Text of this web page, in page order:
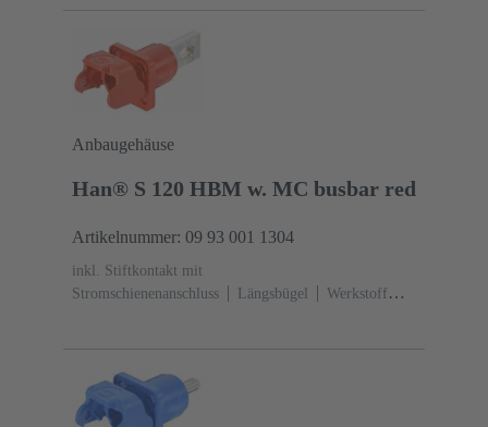
Anbaugehäuse
Han® S 120 HBM w. MC busbar red
Artikelnummer: 09 93 001 1304
inkl. Stiftkontakt mit
Stromschienenanschluss
Längsbügel
Werkstoff